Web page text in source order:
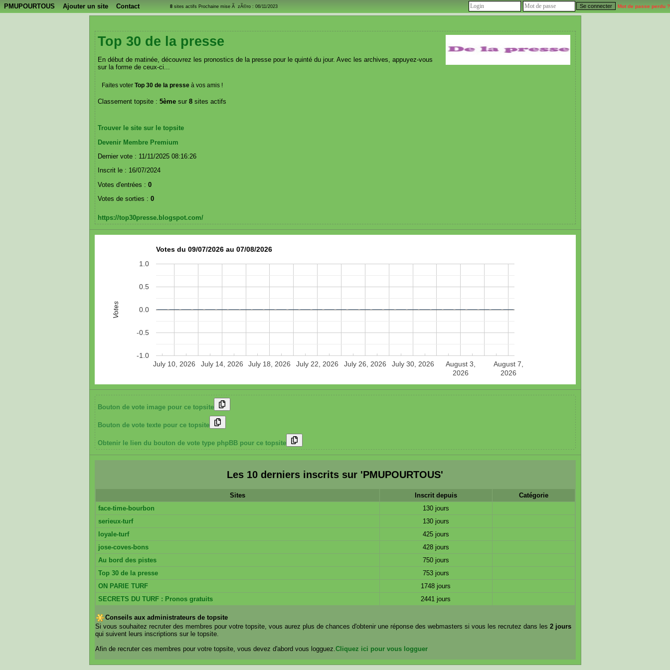
PMUPOURTOUS Ajouter un site Contact 8 sites actifs Prochaine mise Ã zÃ©ro : 06/11/2023 Mot de passe perdu ?
Top 30 de la presse
En début de matinée, découvrez les pronostics de la presse pour le quinté du jour. Avec les archives, appuyez-vous
sur la forme de ceux-ci...
Faites voter Top 30 de la presseà vos amis !
Classement topsite : 5èmesur 8sites actifs
Trouver le site sur le topsite
Devenir Membre Premium
Dernier vote : 11/11/2025 08:16:26
Inscrit le : 16/07/2024
Votes d'entrées : 0
Votes de sorties : 0
https://top30presse.blogspot.com/
Votes du 09/07/2026 au 07/08/2026
July 10, 2026 July 14, 2026 July 18, 2026 July 22, 2026 July 26, 2026 July 30, 2026
August 3,
2026
August 7,
2026
-1.0
-0.5
0.0
0.5
1.0
Votes
Bouton de vote image pour ce topsite
Bouton de vote texte pour ce topsite
Obtenir le lien du bouton de vote type phpBB pour ce topsite
Les 10 derniers inscrits sur 'PMUPOURTOUS'
Sites Inscrit depuis
Catégorie
face-time-bourbon
130 jours
serieux-turf
130 jours
loyale-turf
425 jours
jose-coves-bons
428 jours
Au bord des pistes
750 jours
Top 30 de la presse
753 jours
ON PARIE TURF
1748 jours
SECRETS DU TURF : Pronos gratuits
2441 jours
Conseils aux administrateurs de topsite
Si vous souhaitez recruter des membres pour votre topsite, vous aurez plus de chances d'obtenir une réponse des webmasters si vous les recrutez dans les 2 jours
qui suivent leurs inscriptions sur le topsite.
Afin de recruter ces membres pour votre topsite, vous devez d'abord vous logguez. Cliquez ici pour vous logguer